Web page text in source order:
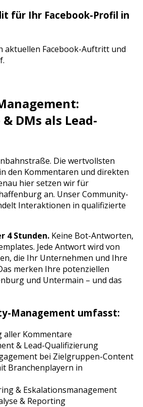
für Ihr Facebook-Profil in
aktuellen Facebook-Auftritt und
DMs als Lead-
Die wertvollsten
den Kommentaren und direkten
hier setzen wir für
an. Unser Community-
Interaktionen in qualifizierte
4 Stunden. Keine Bot-Antworten,
Jede Antwort wird von
die Ihr Unternehmen und Ihre
merken Ihre potenziellen
und Untermain – und das
Management umfasst:
Kommentare
& Lead-Qualifizierung
bei Zielgruppen-Content
Branchenplayern in
& Eskalationsmanagement
& Reporting